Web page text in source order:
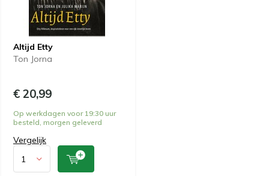
Altijd Etty
Ton Jorna
€ 20,99
Op werkdagen voor 19:30 uur
besteld, morgen geleverd
Vergelijk